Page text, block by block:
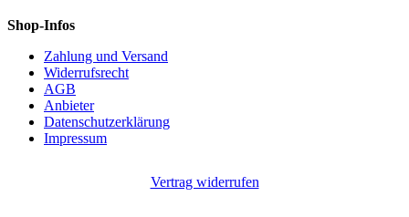
Shop-Infos
Zahlung und Versand
Widerrufsrecht
AGB
Anbieter
Datenschutzerklärung
Impressum
Vertrag widerrufen